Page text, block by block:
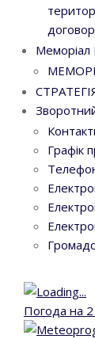
Меморіал
Графік
Погода на 2